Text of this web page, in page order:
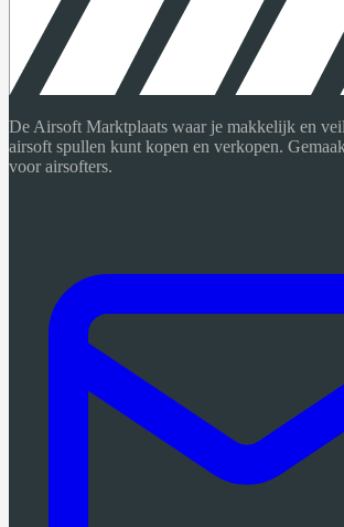
De Airsoft Marktplaats waar je makkelijk en
airsoft spullen kunt kopen en verkopen.
voor airsofters.